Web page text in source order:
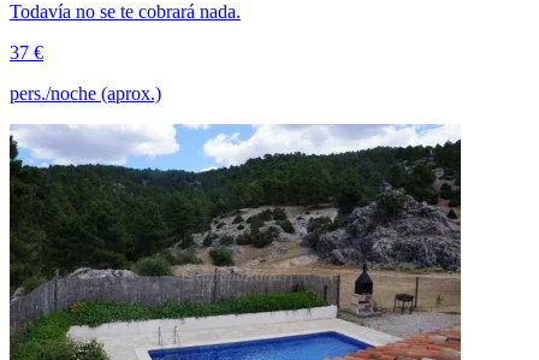
Todavía no se te cobrará nada.
37 €
pers./noche (aprox.)